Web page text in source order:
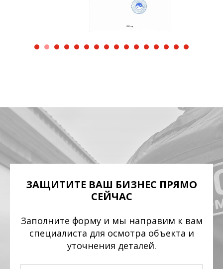
ЗАЩИТИТЕ ВАШ БИЗНЕС ПРЯМО
СЕЙЧАС
Заполните форму и мы направим к вам
специалиста для осмотра объекта и
уточнения деталей.